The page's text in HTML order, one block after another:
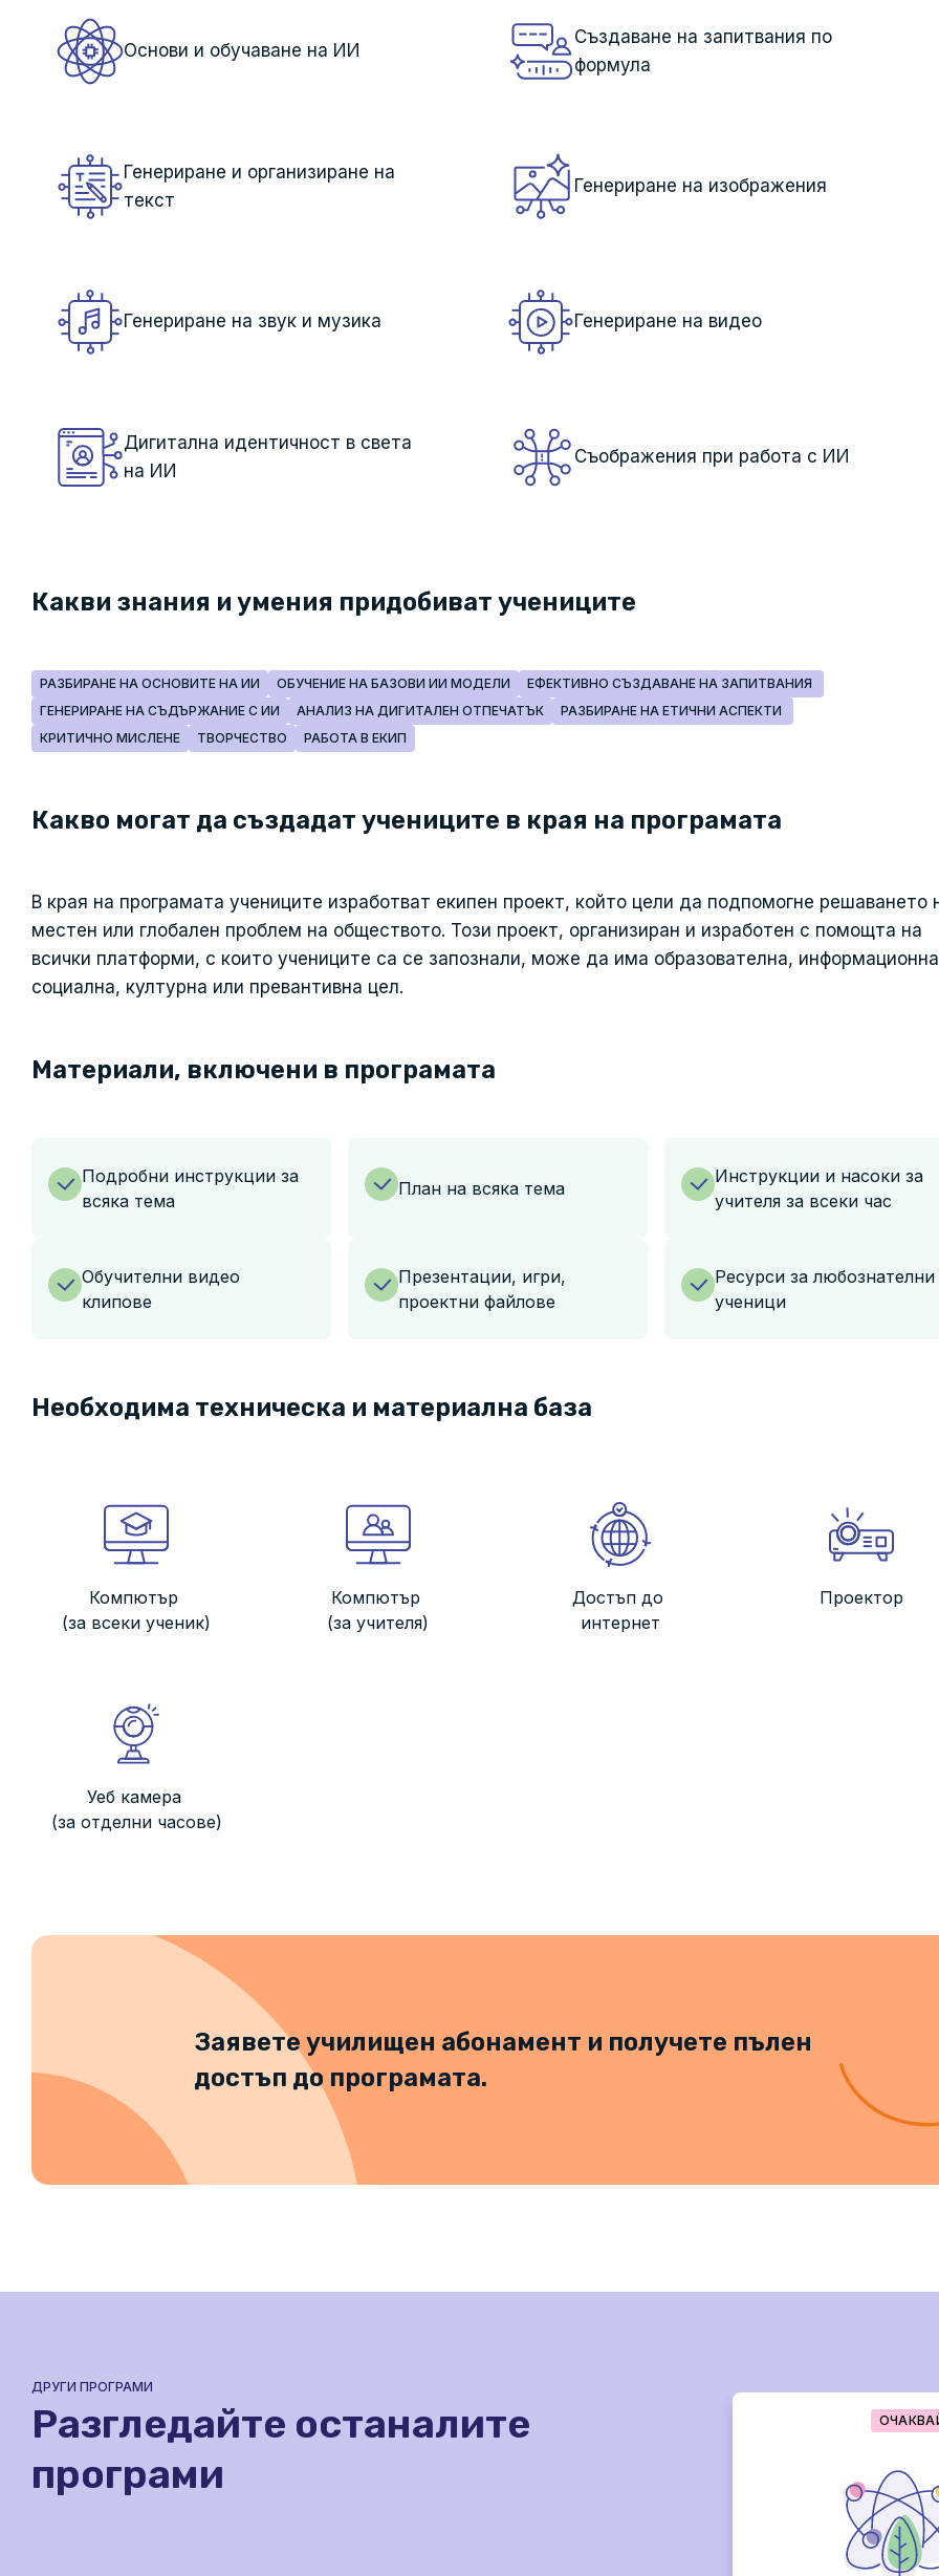
Основи и обучаване на ИИ
Генериране и организиране на
текст
Генериране на звук и музика
Дигитална идентичност в света
на ИИ
Създаване на запитвания по
формула
Генериране на изображения
Генериране на видео
Съображения при работа с ИИ
Какви знания и умения придобиват учениците
РАЗБИРАНЕ НА ОСНОВИТЕ НА ИИ ОБУЧЕНИЕ НА БАЗОВИ ИИ МОДЕЛИ
ЕФЕКТИВНО СЪЗДАВАНЕ НА ЗАПИТВАНИЯ
ГЕНЕРИРАНЕ НА СЪДЪРЖАНИЕ С ИИ
АНАЛИЗ НА ДИГИТАЛЕН ОТПЕЧАТЪК
РАЗБИРАНЕ НА ЕТИЧНИ АСПЕКТИ
КРИТИЧНО МИСЛЕНЕ
ТВОРЧЕСТВО РАБОТА В ЕКИП
Какво могат да създадат учениците в края на програмата
В края на програмата учениците изработват екипен проект, който цели да подпомогне решаването
местен или глобален проблем на обществото. Този проект, организиран и изработен с помощта на
всички платформи, с които учениците са се запознали, може да има образователна,
социална, културна или превантивна цел.
Материали, включени в програмата
Подробни инструкции за
всяка тема
План на всяка тема
Инструкции и насоки за
учителя за всеки час
Обучителни видео
клипове
Презентации, игри,
проектни файлове
Ресурси за любознателни
ученици
Необходима техническа и материална база
Компютър
(за всеки ученик)
Компютър
(за учителя)
Достъп до
интернет
Проектор
Уеб камера
(за отделни часове)
Заявете училищен абонамент и получете пълен
достъп до програмата.
ДРУГИ ПРОГРАМИ
Разгледайте останалите
програми
УЧИТЕЛСКИ ПРОФИЛ